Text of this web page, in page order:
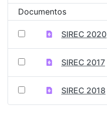
Documentos
SIREC 2020
SIREC 2017
SIREC 2018